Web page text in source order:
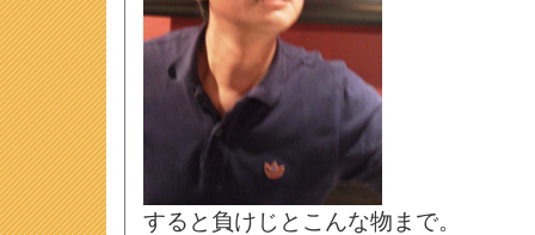
すると負けじとこんな物まで。